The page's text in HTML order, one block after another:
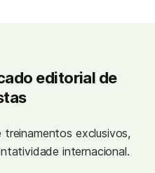
editorial de
exclusivos,
internacional.